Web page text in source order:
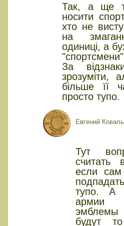
Так, а ще
носити
хто не
на
одиниці, а
За
зрозуміти,
більше її
просто тупо.
Евгений Коваль
Тут
считать
если
тупо. А
армии
будут